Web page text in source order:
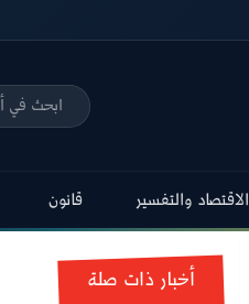
الاقتصاد والتفسير قانون
أخبار ذات صلة